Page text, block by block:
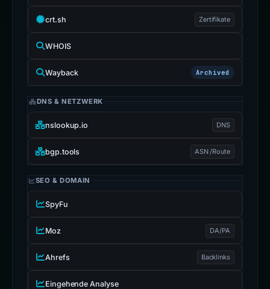
crt.sh Zertifikate
WHOIS
Wayback Archived
DNS & NETZWERK
nslookup.io DNS
bgp.tools ASN /Route
SEO & DOMAIN
SpyFu
Moz DA/PA
Ahrefs Backlinks
Eingehende Analyse